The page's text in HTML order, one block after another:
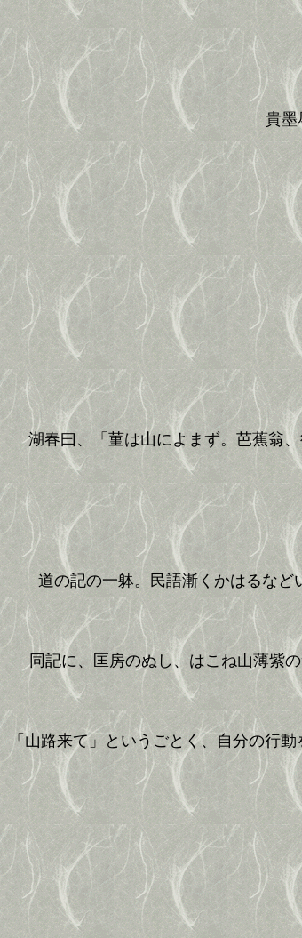
貴墨
湖春曰、「菫は山によまず。芭蕉翁
道の記の一躰。民語漸くかはるな
同記に、匡房のぬし、はこね山薄紫
「山路来て」というごとく、自分の行